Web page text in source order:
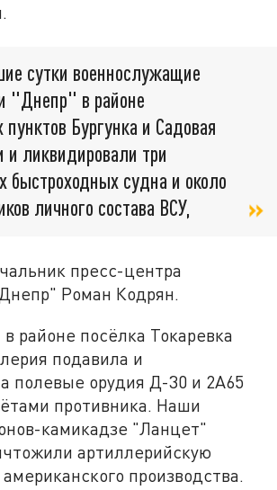
сутки военнослужащие
"Днепр" в районе
Бургунка и Садовая
и ликвидировали три
быстроходных судна и около
личного состава ВСУ,
пресс-центра
Роман Кодрян.
районе посёлка Токаревка
подавила и
полевые орудия Д-30 и 2А65
противника. Наши
камикадзе "Ланцет"
артиллерийскую
производства.